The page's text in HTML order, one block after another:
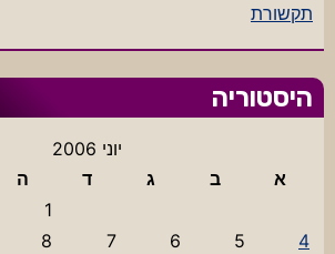
תקשורת
היסטוריה
יוני 2006
א
ב ג ד ה
1
4
5
6
7
8